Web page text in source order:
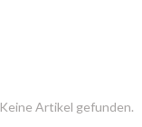
Keine Artikel gefunden.